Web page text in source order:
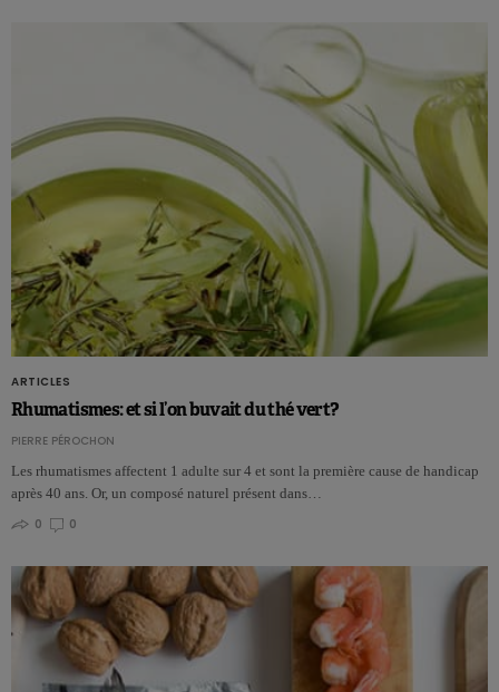
ARTICLES
Rhumatismes: et si l’on buvait du thé vert?
PIERRE PÉROCHON
Les rhumatismes affectent 1 adulte sur 4 et sont la première cause de handicap
après 40 ans. Or, un composé naturel présent dans…
0
0